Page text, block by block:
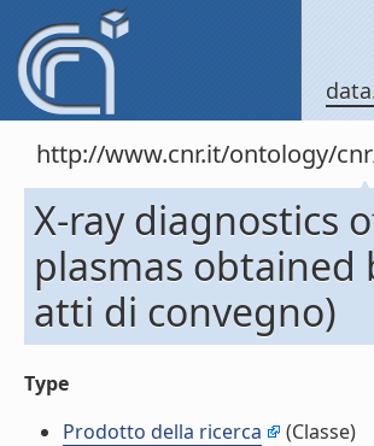
http://www.cnr.it/ontology/
X-ray diagnostics
plasmas obtained
atti di convegno)
Type
Prodotto della ricerca
(Classe)